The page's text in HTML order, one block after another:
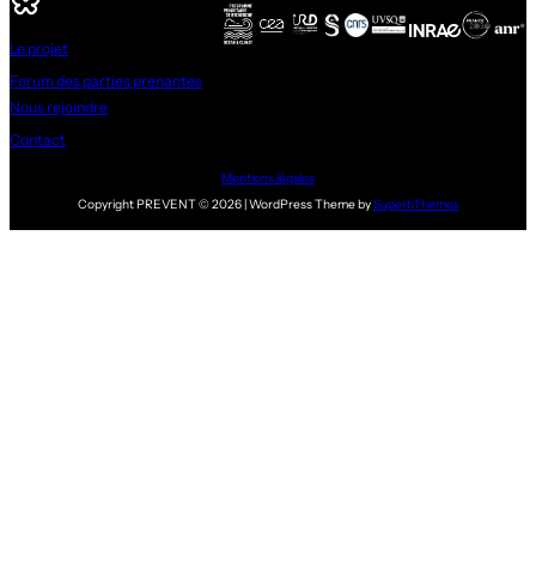
Le projet
Forum des parties prenantes
Nous rejoindre
Contact
Mentions légales
Copyright PREVENT © 2026 | WordPress Theme bySuperbThemes